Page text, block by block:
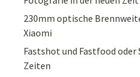
230mm optische
Xiaomi
Fastshot und Fastfood
Zeiten